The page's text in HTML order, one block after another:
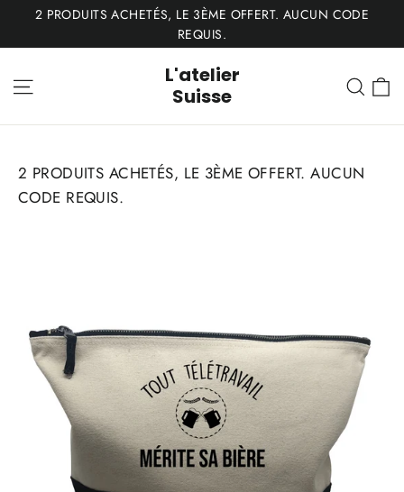
Passer2 PRODUITS ACHETÉS, LE 3ÈME OFFERT. AUCUN CODE
REQUIS.
L'atelier
Suisse
2 PRODUITS ACHETÉS, LE 3ÈME OFFERT. AUCUN
CODE REQUIS.